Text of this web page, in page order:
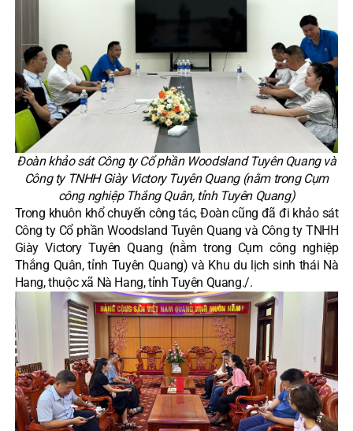
Đoàn khảo sát Công ty Cổ phần Woodsland Tuyên Quang và
Công ty TNHH Giày Victory Tuyên Quang (nằm trong Cụm
công nghiệp Thắng Quân, tỉnh Tuyên Quang)
Trong khuôn khổ chuyến công tác, Đoàn cũng đã đi khảo sát
Công ty Cổ phần Woodsland Tuyên Quang và Công ty TNHH
Giày Victory Tuyên Quang (nằm trong Cụm công nghiệp
Thắng Quân, tỉnh Tuyên Quang) và Khu du lịch sinh thái Nà
Hang, thuộc xã Nà Hang, tỉnh Tuyên Quang./.